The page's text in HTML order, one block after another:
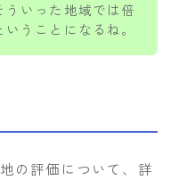
いった地域では倍
うことになるね。
の評価について、詳